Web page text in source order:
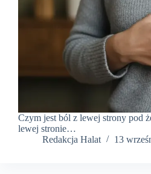
Czym jest ból z lewej strony pod
lewej stronie…
Redakcja Halat
13